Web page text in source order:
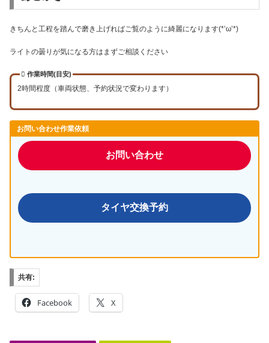
きちんと工程を踏んで磨き上げればご覧のように綺麗になります(*’ω’*)
ライトの曇りが気になる方はまずご相談ください
作業時間(目安)
2時間程度（車両状態、予約状況で変わります）
お問い合わせ作業依頼
お問い合わせ
タイヤ交換予約
共有:
Facebook X